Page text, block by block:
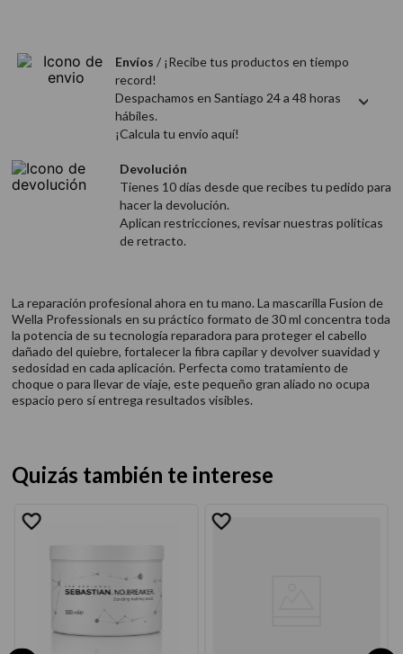
Envíos / ¡Recibe tus productos en tiempo
record!
Despachamos en Santiago 24 a 48 horas
hábiles.
¡Calcula tu envío aquí!
Devolución
Tienes 10 días desde que recibes tu pedido para
hacer la devolución.
Aplican restricciones, revisar nuestras politicas
de retracto.
La reparación profesional ahora en tu mano. La mascarilla Fusion de
Wella Professionals en su práctico formato de 30 ml concentra toda
la potencia de su tecnología reparadora para proteger el cabello
dañado del quiebre, fortalecer la fibra capilar y devolver suavidad y
sedosidad en cada aplicación. Perfecta como tratamiento de
choque o para llevar de viaje, este pequeño gran aliado no ocupa
espacio pero sí entrega resultados visibles.
Quizás también te interese